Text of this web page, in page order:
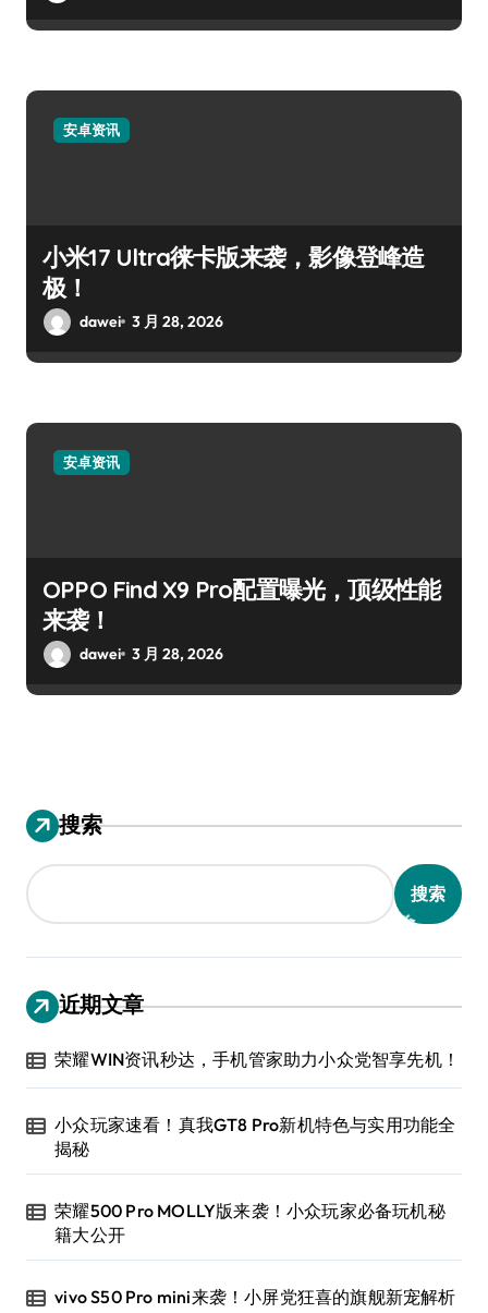
安卓资讯
小米17 Ultra徕卡版来袭，影像登峰造
极！
dawei 3 月 28, 2026
安卓资讯
OPPO Find X9 Pro配置曝光，顶级性能
来袭！
dawei 3 月 28, 2026
搜索
搜索
近期文章
荣耀WIN资讯秒达，手机管家助力小众党智享先机！
小众玩家速看！真我GT8 Pro新机特色与实用功能全
揭秘
荣耀500 Pro MOLLY版来袭！小众玩家必备玩机秘
籍大公开
vivo S50 Pro mini来袭！小屏党狂喜的旗舰新宠解析